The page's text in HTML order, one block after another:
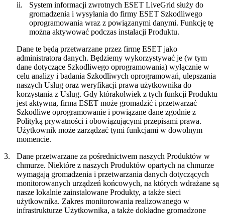
ii.
System informacji zwrotnych ESET LiveGrid służy do
gromadzenia i wysyłania do firmy ESET Szkodliwego
oprogramowania wraz z powiązanymi danymi. Funkcję tę
można aktywować podczas instalacji Produktu.
Dane te będą przetwarzane przez firmę ESET jako
administratora danych. Będziemy wykorzystywać je (w tym
dane dotyczące Szkodliwego oprogramowania) wyłącznie w
celu analizy i badania Szkodliwych oprogramowań, ulepszania
naszych Usług oraz weryfikacji prawa użytkownika do
korzystania z Usług. Gdy którakolwiek z tych funkcji Produktu
jest aktywna, firma ESET może gromadzić i przetwarzać
Szkodliwe oprogramowanie i powiązane dane zgodnie z
Polityką prywatności i obowiązującymi przepisami prawa.
Użytkownik może zarządzać tymi funkcjami w dowolnym
momencie.
3.
Dane przetwarzane za pośrednictwem naszych Produktów w
chmurze. Niektóre z naszych Produktów opartych na chmurze
wymagają gromadzenia i przetwarzania danych dotyczących
monitorowanych urządzeń końcowych, na których wdrażane są
nasze lokalnie zainstalowane Produkty, a także sieci
użytkownika. Zakres monitorowania realizowanego w
infrastrukturze Użytkownika, a także dokładne gromadzone